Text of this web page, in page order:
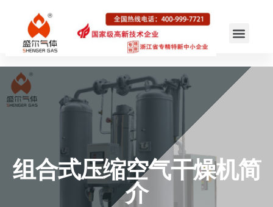
组合式压缩空气干燥机简
介